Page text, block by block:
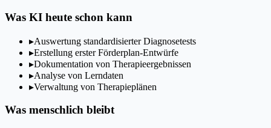
Was KI heute schon kann
▸Auswertung standardisierter Diagnosetests
▸Erstellung erster Förderplan-Entwürfe
▸Dokumentation von Therapieergebnissen
▸Analyse von Lerndaten
▸Verwaltung von Therapieplänen
Was menschlich bleibt